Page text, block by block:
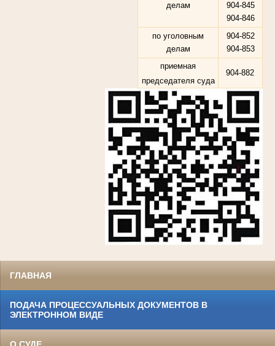
делам
904-845
904-846
по уголовным
делам
904-852
904-853
приемная
председателя суда
904-882
ГЛАВНАЯ
ПОДАЧА ПРОЦЕССУАЛЬНЫХ ДОКУМЕНТОВ В
ЭЛЕКТРОННОМ ВИДЕ
О СУДЕ